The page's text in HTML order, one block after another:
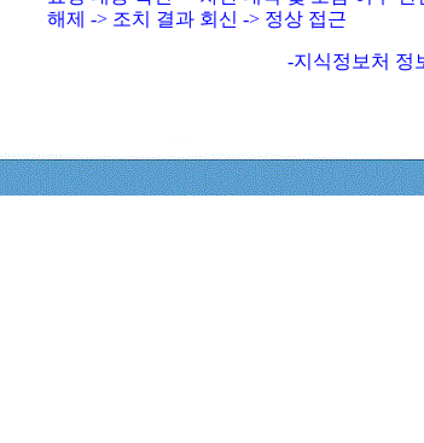
해제 -> 조치 결과 회신 -> 정상 접근
-지식정보처 정